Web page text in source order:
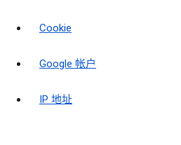
Cookie
Google 帐户
IP 地址